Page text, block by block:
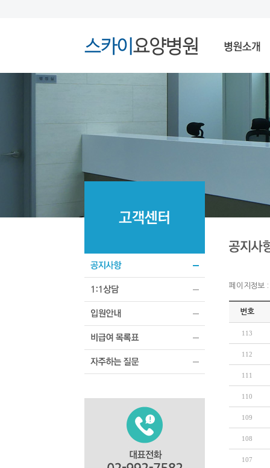
페이지정보
번호
113
112
111
110
109
108
107